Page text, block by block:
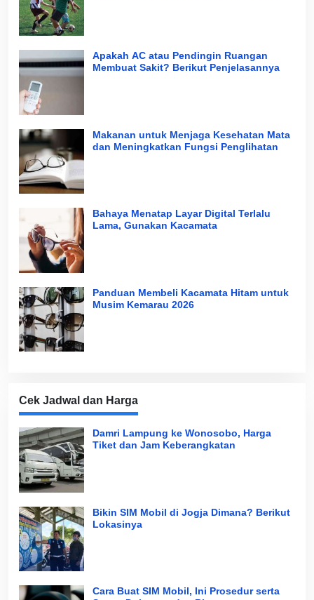
Apakah AC atau Pendingin Ruangan
Membuat Sakit? Berikut Penjelasannya
Makanan untuk Menjaga Kesehatan Mata
dan Meningkatkan Fungsi Penglihatan
Bahaya Menatap Layar Digital Terlalu
Lama, Gunakan Kacamata
Panduan Membeli Kacamata Hitam untuk
Musim Kemarau 2026
Cek Jadwal dan Harga
Damri Lampung ke Wonosobo, Harga
Tiket dan Jam Keberangkatan
Bikin SIM Mobil di Jogja Dimana? Berikut
Lokasinya
Cara Buat SIM Mobil, Ini Prosedur serta